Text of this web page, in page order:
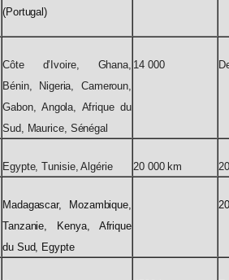
(Portugal)
Côte d’Ivoire, Ghana,
Bénin, Nigeria, Cameroun,
Gabon, Angola, Afrique du
Sud, Maurice, Sénégal
14 000
Egypte, Tunisie, Algérie 20 000 km
Madagascar, Mozambique,
Tanzanie, Kenya, Afrique
du Sud, Egypte